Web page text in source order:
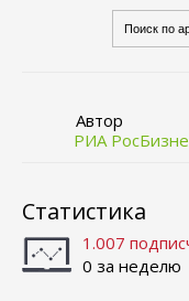
Автор
РИА
Статистика
1.007
0 за неделю